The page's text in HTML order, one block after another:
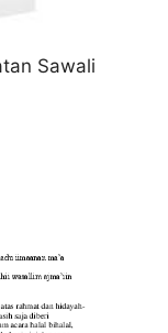
Sawali